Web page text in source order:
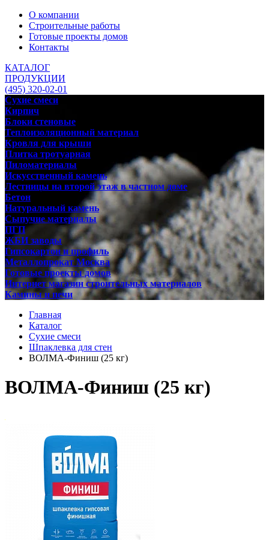
О компании
Строительные работы
Готовые проекты домов
Контакты
КАТАЛОГ
ПРОДУКЦИИ
(495) 320-02-01
Сухие смеси
Кирпич
Блоки стеновые
Теплоизоляционный материал
Кровля для крыши
Плитка тротуарная
Пиломатериалы
Искусственный камень
Лестницы на второй этаж в частном доме
Бетон
Натуральный камень
Сыпучие материалы
ПГП
ЖБИ заводы
Гипсокартон и профиль
Металлопрокат Москва
Готовые проекты домов
Интернет магазин строительных материалов
Камины и печи
Главная
Каталог
Сухие смеси
Шпаклевка для стен
ВОЛМА-Финиш (25 кг)
ВОЛМА-Финиш (25 кг)